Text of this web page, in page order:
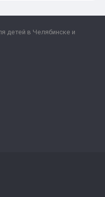
детей в Челябинске и